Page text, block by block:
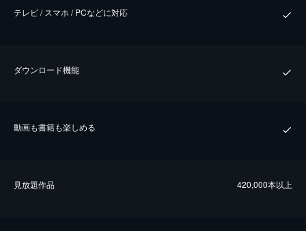
テレビ / スマホ / PCなどに対応
ダウンロード機能
動画も書籍も楽しめる
⾒放題作品 420,000本以上